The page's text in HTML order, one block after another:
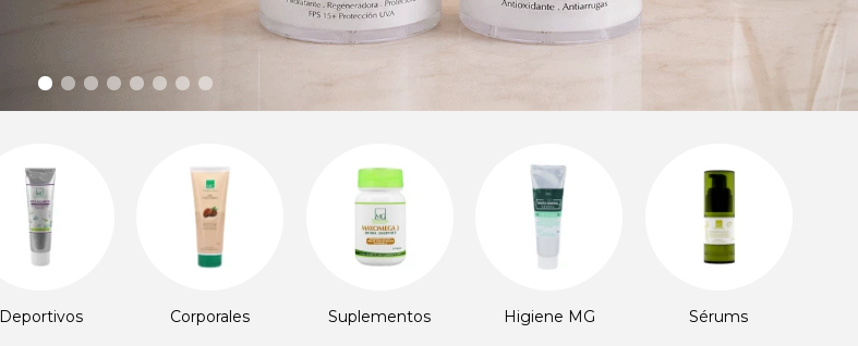
Corporales Suplementos Higiene MG Sérums Regalos